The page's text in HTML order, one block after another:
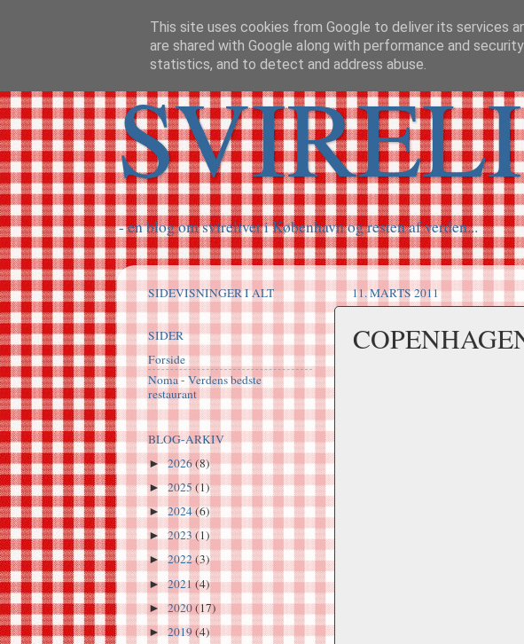
- en blog om svirelivet i København og resten af verden...
11. MARTS 2011
SIDEVISNINGER I ALT
SIDER
Forside
Noma - Verdens bedste
restaurant
BLOG-ARKIV
►2026(8)
►2025(1)
► 2024(6)
► 2023(1)
►2022(3)
►2021(4)
►2020(17)
► 2019(4)
This site uses cookies from Google to deliver its services
are shared with Google along with performance and
statistics, and to detect and address abuse.